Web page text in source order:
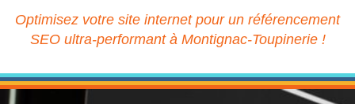
Optimisez votre site internet pour un référencement
SEO ultra-performant à Montignac-Toupinerie !